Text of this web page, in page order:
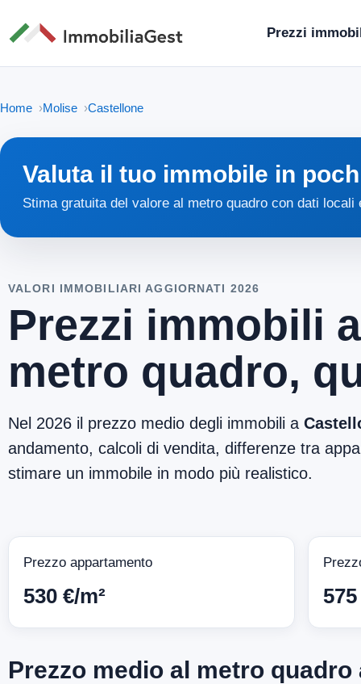
Prezzi
Home Molise Castellone
Valuta il tuo immobile in
Stima gratuita del valore al metro quadro con dati
VALORI IMMOBILIARI AGGIORNATI 2026
Prezzi immobili
metro quadro,
Nel 2026 il prezzo medio degli immobili a
andamento, calcoli di vendita, differenze tra
stimare un immobile in modo più realistico.
Prezzo appartamento
530 €/m²
Prezzo medio al metro quadro